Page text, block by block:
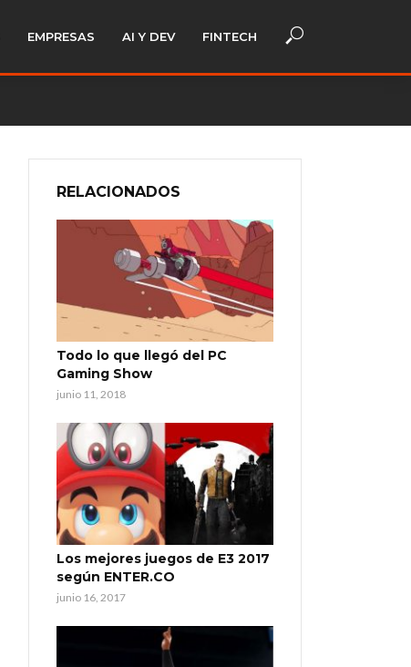
EMPRESAS AI Y DEV FINTECH
RELACIONADOS
Todo lo que llegó del PC
Gaming Show
junio 11, 2018
Los mejores juegos de E3 2017
según ENTER.CO
junio 16, 2017